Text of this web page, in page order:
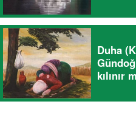
Duha
kılınır